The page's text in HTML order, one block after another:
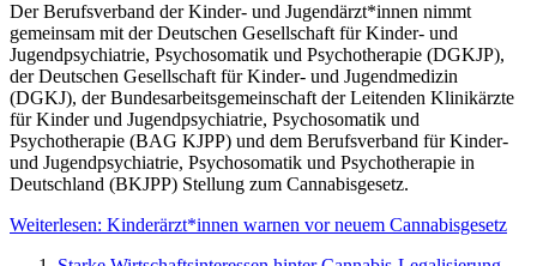
Der Berufsverband der Kinder- und Jugendärzt*innen nimmt
gemeinsam mit der Deutschen Gesellschaft für Kinder- und
Jugendpsychiatrie, Psychosomatik und Psychotherapie (DGKJP),
der Deutschen Gesellschaft für Kinder- und Jugendmedizin
(DGKJ), der Bundesarbeitsgemeinschaft der Leitenden Klinikärzte
für Kinder und Jugendpsychiatrie, Psychosomatik und
Psychotherapie (BAG KJPP) und dem Berufsverband für Kinder-
und Jugendpsychiatrie, Psychosomatik und Psychotherapie in
Deutschland (BKJPP) Stellung zum Cannabisgesetz.
Weiterlesen: Kinderärzt*innen warnen vor neuem Cannabisgesetz